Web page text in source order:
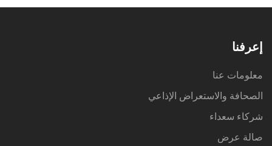
إعرفنا
معلومات عنا
الصحافة والاستعراض الإذاعي
شركاء سعداء
صالة عرض